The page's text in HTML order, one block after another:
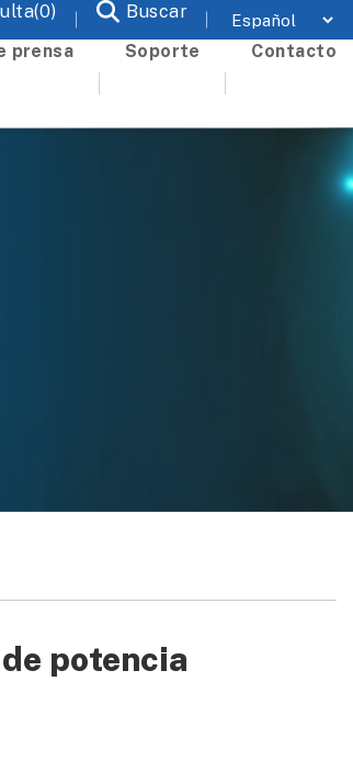
Buscar
prensa Soporte Contacto
potencia